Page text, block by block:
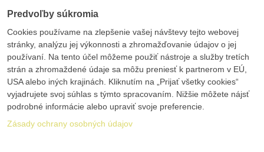
Predvoľby súkromia
Cookies používame na zlepšenie vašej návštevy tejto webovej
stránky, analýzu jej výkonnosti a zhromažďovanie údajov o jej
používaní. Na tento účel môžeme použiť nástroje a služby tretích
strán a zhromaždené údaje sa môžu preniesť k partnerom v EÚ,
USA alebo iných krajinách. Kliknutím na „Prijať všetky cookies“
vyjadrujete svoj súhlas s týmto spracovaním. Nižšie môžete nájsť
podrobné informácie alebo upraviť svoje preferencie.
Zásady ochrany osobných údajov